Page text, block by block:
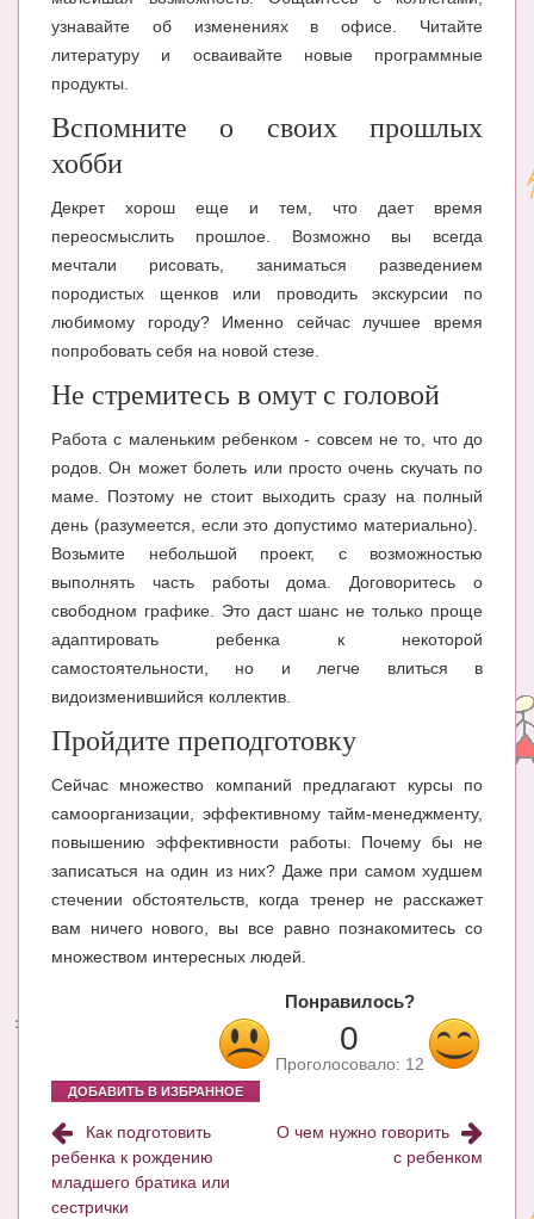
узнавайте об изменениях в офисе. Читайте
литературу и осваивайте новые программные
продукты.
Вспомните о своих прошлых
хобби
Декрет хорош еще и тем, что дает время
переосмыслить прошлое. Возможно вы всегда
мечтали рисовать, заниматься разведением
породистых щенков или проводить экскурсии по
любимому городу? Именно сейчас лучшее время
попробовать себя на новой стезе.
Не стремитесь в омут с головой
Работа с маленьким ребенком - совсем не то, что до
родов. Он может болеть или просто очень скучать по
маме. Поэтому не стоит выходить сразу на полный
день (разумеется, если это допустимо материально).
Возьмите небольшой проект, с возможностью
выполнять часть работы дома. Договоритесь о
свободном графике. Это даст шанс не только проще
адаптировать ребенка к некоторой
самостоятельности, но и легче влиться в
видоизменившийся коллектив.
Пройдите преподготовку
Сейчас множество компаний предлагают курсы по
самоорганизации, эффективному тайм-менеджменту,
повышению эффективности работы. Почему бы не
записаться на один из них? Даже при самом худшем
стечении обстоятельств, когда тренер не расскажет
вам ничего нового, вы все равно познакомитесь со
множеством интересных людей.
Понравилось?
0
Проголосовало: 12
ДОБАВИТЬ В ИЗБРАННОЕ
Как подготовить
ребенка к рождению
младшего братика или
сестрички
О чем нужно говорить
с ребенком